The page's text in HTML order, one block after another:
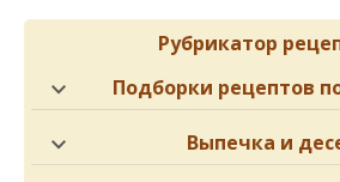
Рубрикатор
Подборки рецептов
Выпечка и